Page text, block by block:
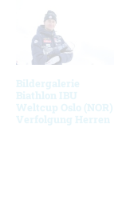
Bildergalerie
Biathlon IBU
Weltcup Oslo (NOR)
Verfolgung Herren